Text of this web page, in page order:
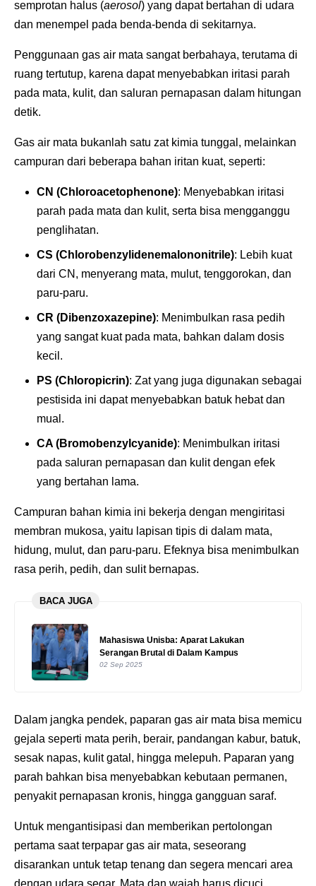
semprotan halus (aerosol) yang dapat bertahan di udara
dan menempel pada benda-benda di sekitarnya.
Penggunaan gas air mata sangat berbahaya, terutama di
ruang tertutup, karena dapat menyebabkan iritasi parah
pada mata, kulit, dan saluran pernapasan dalam hitungan
detik.
Gas air mata bukanlah satu zat kimia tunggal, melainkan
campuran dari beberapa bahan iritan kuat, seperti:
CN (Chloroacetophenone): Menyebabkan iritasi
parah pada mata dan kulit, serta bisa mengganggu
penglihatan.
CS (Chlorobenzylidenemalononitrile): Lebih kuat
dari CN, menyerang mata, mulut, tenggorokan, dan
paru-paru.
CR (Dibenzoxazepine): Menimbulkan rasa pedih
yang sangat kuat pada mata, bahkan dalam dosis
kecil.
PS (Chloropicrin): Zat yang juga digunakan sebagai
pestisida ini dapat menyebabkan batuk hebat dan
mual.
CA (Bromobenzylcyanide): Menimbulkan iritasi
pada saluran pernapasan dan kulit dengan efek
yang bertahan lama.
Campuran bahan kimia ini bekerja dengan mengiritasi
membran mukosa, yaitu lapisan tipis di dalam mata,
hidung, mulut, dan paru-paru. Efeknya bisa menimbulkan
rasa perih, pedih, dan sulit bernapas.
BACA JUGA
Mahasiswa Unisba: Aparat Lakukan
Serangan Brutal di Dalam Kampus
02 Sep 2025
Dalam jangka pendek, paparan gas air mata bisa memicu
gejala seperti mata perih, berair, pandangan kabur, batuk,
sesak napas, kulit gatal, hingga melepuh. Paparan yang
parah bahkan bisa menyebabkan kebutaan permanen,
penyakit pernapasan kronis, hingga gangguan saraf.
Untuk mengantisipasi dan memberikan pertolongan
pertama saat terpapar gas air mata, seseorang
disarankan untuk tetap tenang dan segera mencari area
dengan udara segar. Mata dan wajah harus dicuci